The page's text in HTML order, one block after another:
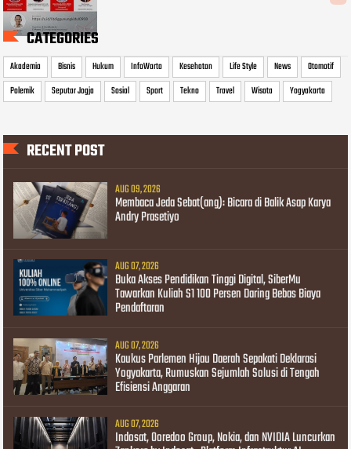
CATEGORIES
Akademia Bisnis Hukum InfoWarta Kesehatan Life Style News
Otomotif
Polemik
Seputar Jogja Sosial Sport Tekno Travel Wisata Yogyakarta
RECENT POST
AUG 09, 2026
Membaca Jeda Sebat(ang): Bicara di Balik Asap Karya
Andry Prasetiyo
AUG 07, 2026
Buka Akses Pendidikan Tinggi Digital, SiberMu
Tawarkan Kuliah S1 100 Persen Daring Bebas Biaya
Pendaftaran
AUG 07, 2026
Kaukus Parlemen Hijau Daerah Sepakati Deklarasi
Yogyakarta, Rumuskan Sejumlah Solusi di Tengah
Efisiensi Anggaran
AUG 07, 2026
Indosat, Ooredoo Group, Nokia, dan NVIDIA Luncurkan